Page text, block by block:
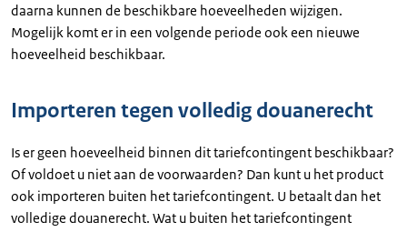
daarna kunnen de beschikbare hoeveelheden wijzigen.
Mogelijk komt er in een volgende periode ook een nieuwe
hoeveelheid beschikbaar.
Importeren tegen volledig douanerecht
Is er geen hoeveelheid binnen dit tariefcontingent beschikbaar?
Of voldoet u niet aan de voorwaarden? Dan kunt u het product
ook importeren buiten het tariefcontingent. U betaalt dan het
volledige douanerecht. Wat u buiten het tariefcontingent